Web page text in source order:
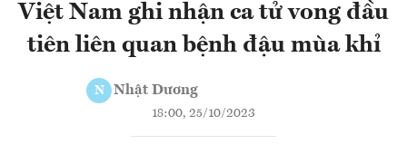
Việt Nam ghi nhận ca tử vong đầu
tiên liên quan bệnh đậu mùa khỉ
N Nhật Dương
18:00, 25/10/2023